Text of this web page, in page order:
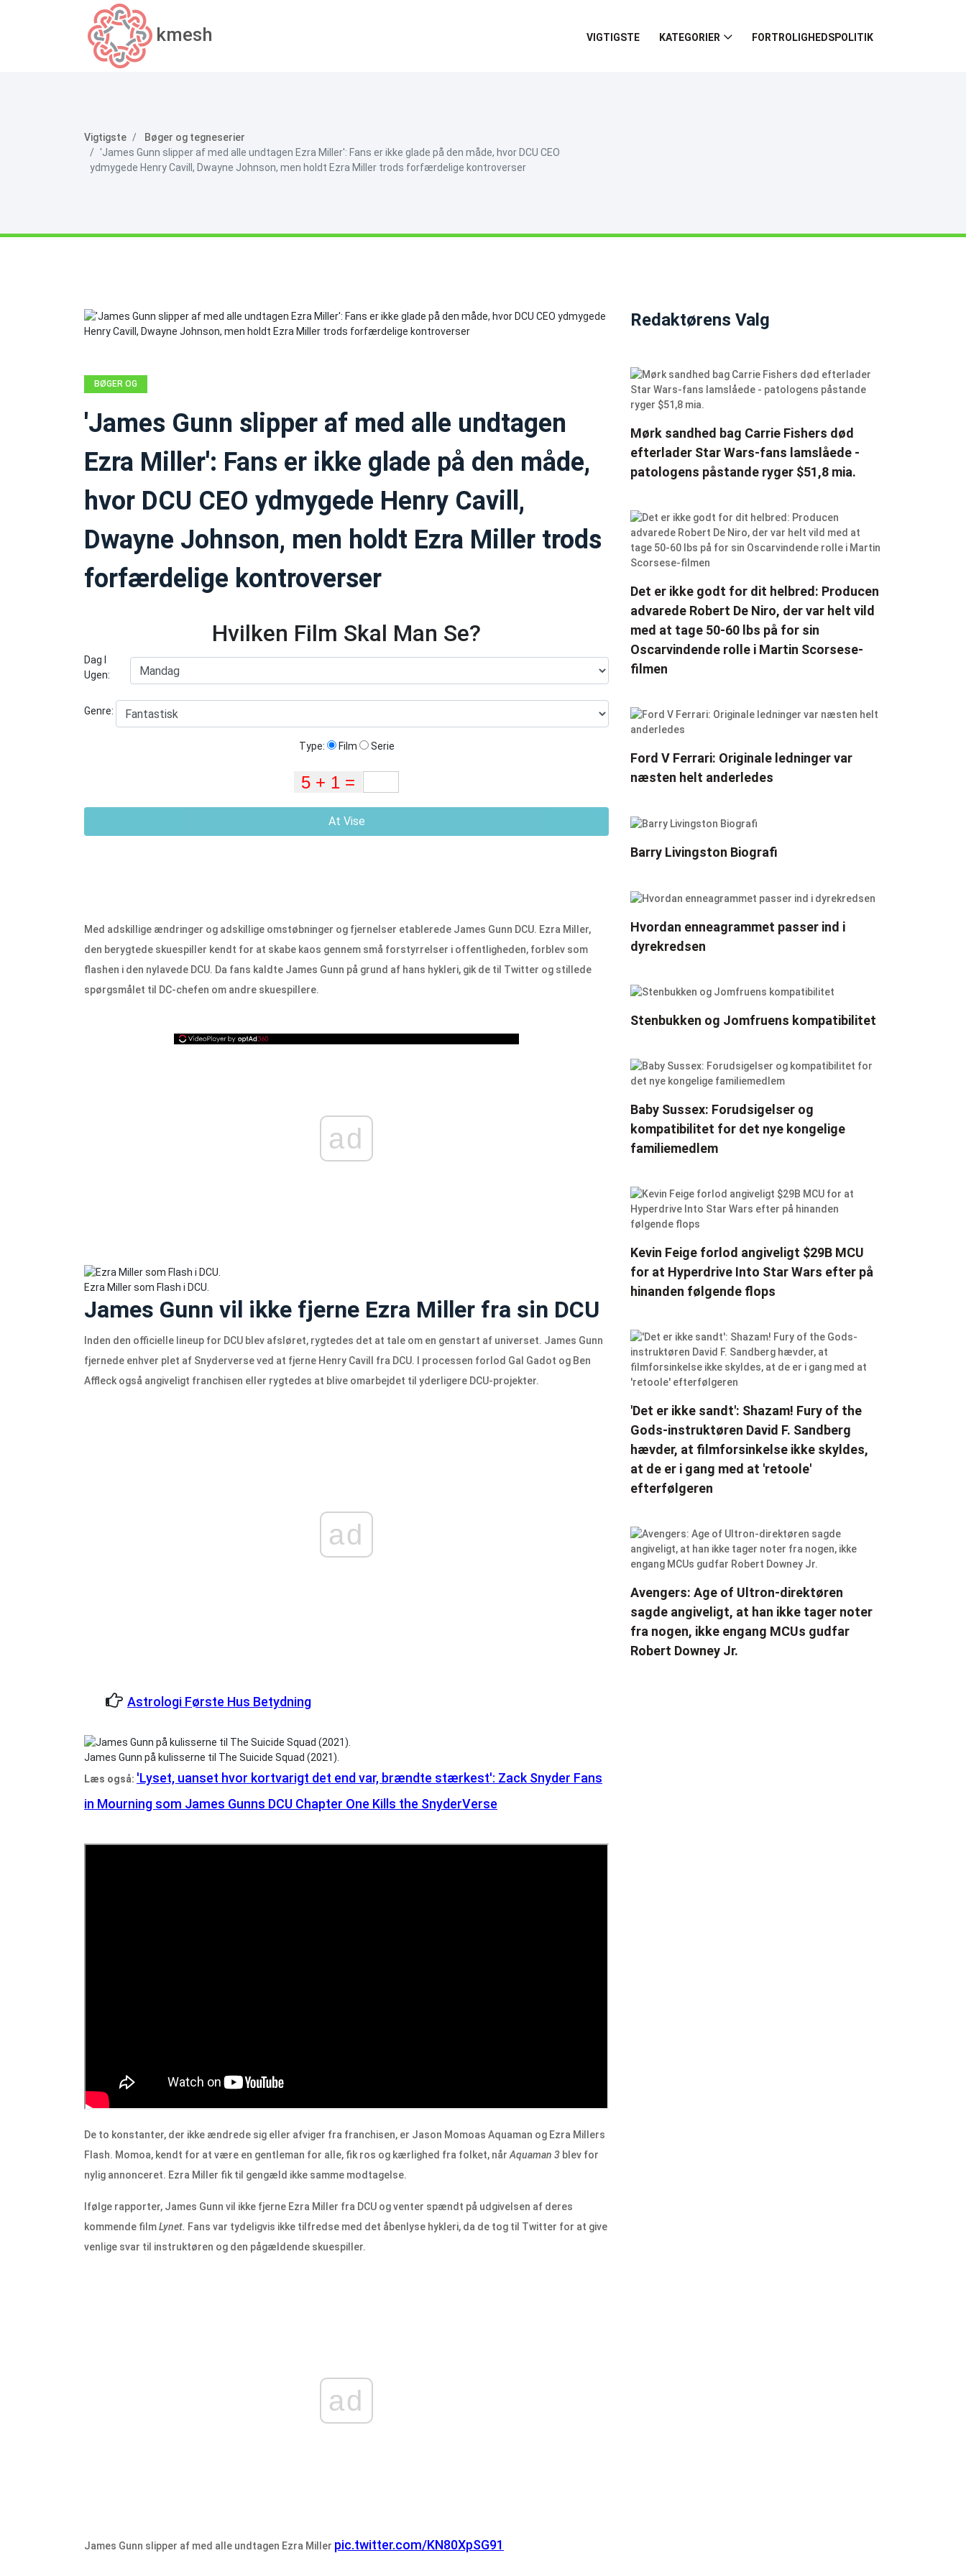
kmesh VIGTIGSTE KATEGORIER FORTROLIGHEDSPOLITIK
Vigtigste
Bøger og tegneserier
'James Gunn slipper af med alle undtagen Ezra Miller': Fans er ikke glade på den måde, hvor DCU CEO
ydmygede Henry Cavill, Dwayne Johnson, men holdt Ezra Miller trods forfærdelige kontroverser
BØGER OG
'James Gunn slipper af med alle undtagen
Ezra Miller': Fans er ikke glade på den måde,
hvor DCU CEO ydmygede Henry Cavill,
Dwayne Johnson, men holdt Ezra Miller trods
forfærdelige kontroverser
Hvilken Film Skal Man Se?
Dag I
Ugen:
Genre:
Type: Film Serie
At Vise
Med adskillige ændringer og adskillige omstøbninger og fjernelser etablerede James Gunn DCU. Ezra Miller,
den berygtede skuespiller kendt for at skabe kaos gennem små forstyrrelser i offentligheden, forblev som
flashen i den nylavede DCU. Da fans kaldte James Gunn på grund af hans hykleri, gik de til Twitter og stillede
spørgsmålet til DC-chefen om andre skuespillere.
ad
Ezra Miller som Flash i DCU.
James Gunn vil ikke fjerne Ezra Miller fra sin DCU
Inden den officielle lineup for DCU blev afsløret, rygtedes det at tale om en genstart af universet. James Gunn
fjernede enhver plet af Snyderverse ved at fjerne Henry Cavill fra DCU. I processen forlod Gal Gadot og Ben
Affleck også angiveligt franchisen eller rygtedes at blive omarbejdet til yderligere DCU-projekter.
ad
Astrologi Første Hus Betydning
James Gunn på kulisserne til The Suicide Squad (2021).
Læs også: 'Lyset, uanset hvor kortvarigt det end var, brændte stærkest': Zack Snyder Fans
in Mourning som James Gunns DCU Chapter One Kills the SnyderVerse
De to konstanter, der ikke ændrede sig eller afviger fra franchisen, er Jason Momoas Aquaman og Ezra Millers
Flash. Momoa, kendt for at være en gentleman for alle, fik ros og kærlighed fra folket, når Aquaman 3 blev for
nylig annonceret. Ezra Miller fik til gengæld ikke samme modtagelse.
Ifølge rapporter, James Gunn vil ikke fjerne Ezra Miller fra DCU og venter spændt på udgivelsen af ​​deres
kommende filmLynet. Fans var tydeligvis ikke tilfredse med det åbenlyse hykleri, da de tog til Twitter for at give
venlige svar til instruktøren og den pågældende skuespiller.
ad
James Gunn slipper af med alle undtagen Ezra Miller pic.twitter.com/KN80XpSG91
Redaktørens Valg
Mørk sandhed bag Carrie Fishers død
efterlader Star Wars-fans lamslåede -
patologens påstande ryger $51,8 mia.
Det er ikke godt for dit helbred: Producen
advarede Robert De Niro, der var helt vild
med at tage 50-60 lbs på for sin
Oscarvindende rolle i Martin Scorsese-
filmen
Ford V Ferrari: Originale ledninger var
næsten helt anderledes
Barry Livingston Biografi
Hvordan enneagrammet passer ind i
dyrekredsen
Stenbukken og Jomfruens kompatibilitet
Baby Sussex: Forudsigelser og
kompatibilitet for det nye kongelige
familiemedlem
Kevin Feige forlod angiveligt $29B MCU
for at Hyperdrive Into Star Wars efter på
hinanden følgende flops
'Det er ikke sandt': Shazam! Fury of the
Gods-instruktøren David F. Sandberg
hævder, at filmforsinkelse ikke skyldes,
at de er i gang med at 'retoole'
efterfølgeren
Avengers: Age of Ultron-direktøren
sagde angiveligt, at han ikke tager noter
fra nogen, ikke engang MCUs gudfar
Robert Downey Jr.